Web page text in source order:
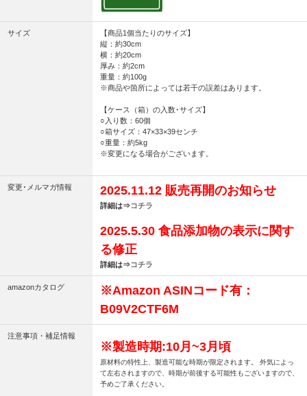
サイズ
【商品1個当たりのサイズ】
縦：約30cm
横：約20cm
厚み：約2cm
重量：約100g
※商品や箇所によっては若干の誤差はあります。
【ケース（箱）の入数･サイズ】
○入り数：60個
○箱サイズ：47×33×39センチ
○重量：約5kg
※変更になる場合がございます。
変更･メルマガ情報 2025.11.12 販売再開のお知らせ
詳細は⇒コチラ
2025.5.30 食品添加物の表示に関す
る修正
詳細は⇒コチラ
amazonカタログ
※Amazon ASINコード有：
B09V2CTF6M
注意事項・補足情報
※製造時期:10月~3月頃
原材料の特性上、製造可能な時期が限定されます。 外気によっ
て左右されますので、時期が前後する可能性もございますので、
予めご了承ください。